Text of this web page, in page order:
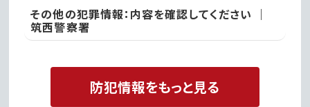
その他の犯罪情報：内容を確認してください ｜
筑西警察署
防犯情報をもっと見る